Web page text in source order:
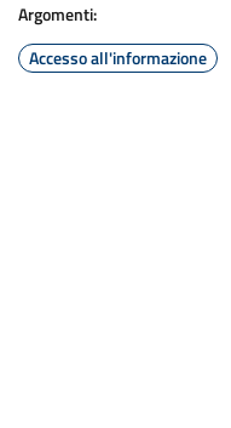
Argomenti:
Accesso all'informazione